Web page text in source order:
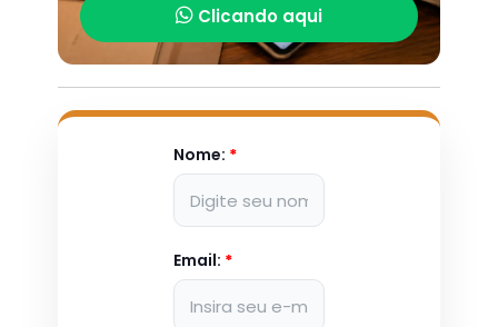
Clicando aqui
Nome: *
Email: *